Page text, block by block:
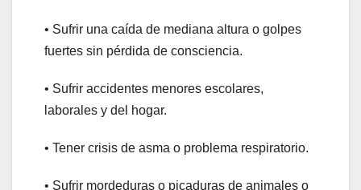
• Sufrir una caída de mediana altura o golpes
fuertes sin pérdida de consciencia.
• Sufrir accidentes menores escolares,
laborales y del hogar.
• Tener crisis de asma o problema respiratorio.
• Sufrir mordeduras o picaduras de animales o